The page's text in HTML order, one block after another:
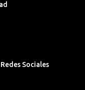
Sociales